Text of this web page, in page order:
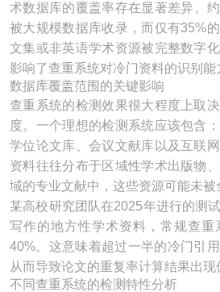
术数据库的覆盖率存在显著差异。
被大规模数据库收录，而仅有35%
文集或非英语学术资源被完整数字
影响了查重系统对冷门资料的识别能
数据库覆盖范围的关键影响
查重系统的检测效果很大程度上取
度。一个理想的检测系统应该包含
学位论文库、会议文献库以及互联
资料往往分布于区域性学术出版物
域的专业文献中，这些资源可能未被
某高校研究团队在2025年进行的测
写作的地方性学术资料，常规查
40%。这意味着超过一半的冷门引
从而导致论文的重复率计算结果出现
不同查重系统的检测特性分析